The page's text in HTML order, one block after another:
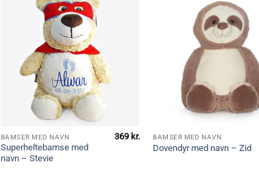
BAMSER MED NAVN
Superheltebamse med
navn – Stevie
369 kr. BAMSER MED NAVN
Dovendyr med navn – Zid